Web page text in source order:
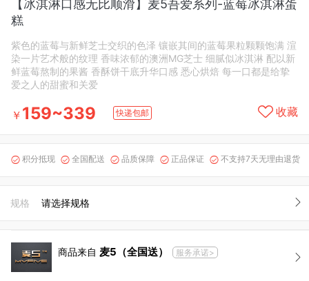
【冰淇淋口感无比顺滑】麦5吾爱系列-蓝莓冰淇淋蛋
糕
紫色的蓝莓与新鲜芝士交织的色泽 镶嵌其间的蓝莓果粒颗颗饱满 渲
染一片艺术般的纹理 香味浓郁的澳洲MG芝士 细腻似冰淇淋 配以新
鲜蓝莓熬制的果酱 香酥饼干底升华口感 悉心烘焙 每一口都是给挚
爱之人的甜蜜和关爱
￥ 159~339 快递包邮 收藏
 积分抵现  全国配送  品质保障  正品保证  不支持7天无理由退货
规格 请选择规格
商品来自 麦5（全国送） 服务承诺>